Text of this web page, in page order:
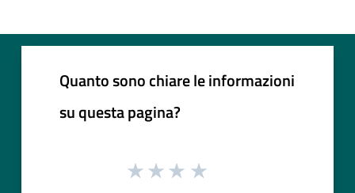
Quanto sono chiare le informazioni
su questa pagina?